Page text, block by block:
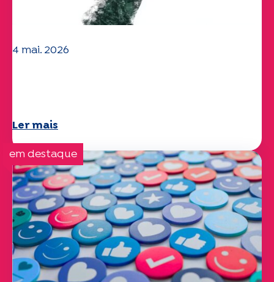
4 mai. 2026
Ler mais
em destaque